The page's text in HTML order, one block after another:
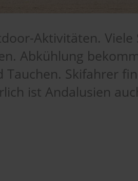
Aktivitäten. Viele
Abkühlung
Skifahrer
ist Andalusien